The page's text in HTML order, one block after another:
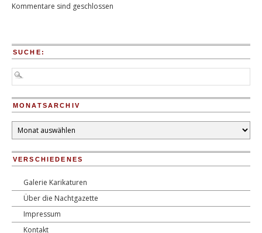
Kommentare sind geschlossen
SUCHE:
MONATSARCHIV
Monatsarchiv
VERSCHIEDENES
Galerie Karikaturen
Über die Nachtgazette
Impressum
Kontakt